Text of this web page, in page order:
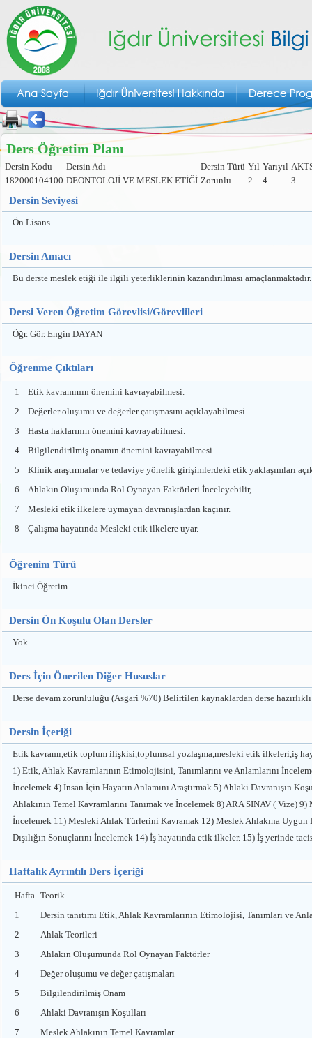
Ders Öğretim Planı
Dersin Kodu Dersin Adı Dersin Türü Yıl Yarıyıl
182000104100 DEONTOLOJİ VE MESLEK ETİĞİ Zorunlu 2 4 3
Dersin Seviyesi
Ön Lisans
Dersin Amacı
Bu derste meslek etiği ile ilgili yeterliklerinin kazandırılması amaçlanmaktadır.
Dersi Veren Öğretim Görevlisi/Görevlileri
Öğr. Gör. Engin DAYAN
Öğrenme Çıktıları
1
Etik kavramının önemini kavrayabilmesi.
2
Değerler oluşumu ve değerler çatışmasını açıklayabilmesi.
3
Hasta haklarının önemini kavrayabilmesi.
4
Bilgilendirilmiş onamın önemini kavrayabilmesi.
5
Klinik araştırmalar ve tedaviye yönelik girişimlerdeki etik yaklaşımları
6
Ahlakın Oluşumunda Rol Oynayan Faktörleri İnceleyebilir,
7
Mesleki etik ilkelere uymayan davranışlardan kaçınır.
8
Çalışma hayatında Mesleki etik ilkelere uyar.
Öğrenim Türü
İkinci Öğretim
Dersin Ön Koşulu Olan Dersler
Yok
Ders İçin Önerilen Diğer Hususlar
Derse devam zorunluluğu (Asgari %70) Belirtilen kaynaklardan derse
Dersin İçeriği
Etik kavramı,etik toplum ilişkisi,toplumsal yozlaşma,mesleki etik ilkeleri,iş
1) Etik, Ahlak Kavramlarının Etimolojisini, Tanımlarını ve Anlamlarını
İncelemek 4) İnsan İçin Hayatın Anlamını Araştırmak 5) Ahlaki Davranışın
Ahlakının Temel Kavramlarını Tanımak ve İncelemek 8) ARA SINAV ( Vize)
İncelemek 11) Mesleki Ahlak Türlerini Kavramak 12) Meslek Ahlakına Uygun
Dışılığın Sonuçlarını İncelemek 14) İş hayatında etik ilkeler. 15) İş yerinde
Haftalık Ayrıntılı Ders İçeriği
Hafta Teorik
1
Dersin tanıtımı Etik, Ahlak Kavramlarının Etimolojisi, Tanımları ve
2
Ahlak Teorileri
3
Ahlakın Oluşumunda Rol Oynayan Faktörler
4
Değer oluşumu ve değer çatışmaları
5
Bilgilendirilmiş Onam
6
Ahlaki Davranışın Koşulları
7
Meslek Ahlakının Temel Kavramlar